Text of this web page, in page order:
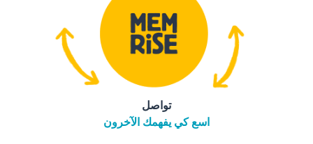
تواصل
اسع كي يفهمك الآخرون